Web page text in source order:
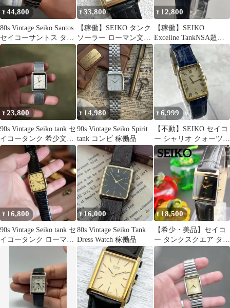
¥44,800
80s Vintage Seiko Santos
セイコーサントス タン
ク コンビ
¥33,800
【稼働】SEIKO タンク
ソーラー ローマン文字
盤 ゴールド レディース
腕時計
¥ 12,800
【稼働】SEIKO
Exceline TankNSA超硬
Gold Vintage
¥23,800
90s Vintage Seiko tank セ
イコータンク 希少文字
盤
¥ 14,980
90s Vintage Seiko Spirit
tank コンビ 稼働品
¥6,999
【不動】SEIKO セイコ
ー シャリオ クォーツタ
ンク 腕時計
¥ 16,800
90s Vintage Seiko tank セ
イコータンク ローマン
¥ 16,000
80s Vintage Seiko Tank
Dress Watch 稼働品
¥18,500
【希少・美品】セイコ
ー タンクスクエア タン
グステン レディース腕
時計 レトロ